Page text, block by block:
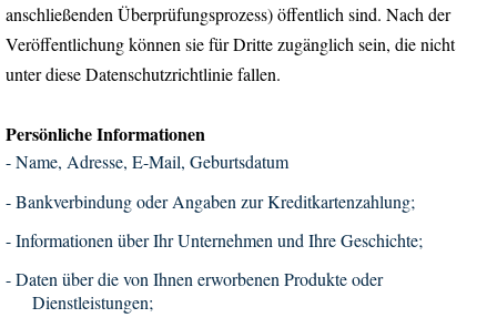
anschließenden Überprüfungsprozess) öffentlich sind. Nach der
Veröffentlichung können sie für Dritte zugänglich sein, die nicht
unter diese Datenschutzrichtlinie fallen.
Persönliche Informationen
-Name, Adresse, E-Mail, Geburtsdatum
-Bankverbindung oder Angaben zur Kreditkartenzahlung;
-Informationen über Ihr Unternehmen und Ihre Geschichte;
-Daten über die von Ihnen erworbenen Produkte oder
Dienstleistungen;